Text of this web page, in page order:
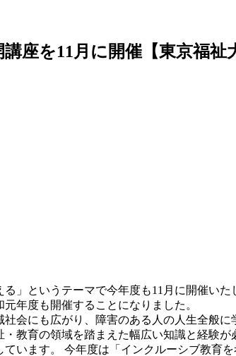
を11月に開催【東京福祉
」というテーマで今年度も11月に開催いた
年度も開催することになりました。
会にも広がり、障害のある人の人生全般
教育の領域を踏まえた幅広い知識と経験が
ます。 今年度は「インクルーシブ教育